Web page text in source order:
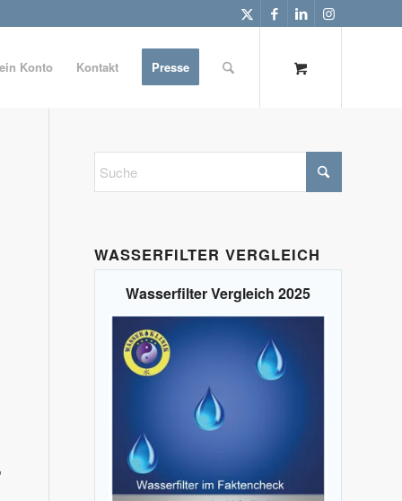
Konto Kontakt Presse
WASSERFILTER VERGLEICH
Wasserfilter Vergleich 2025